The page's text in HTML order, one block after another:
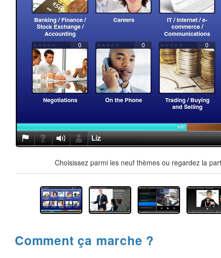
Choisissez parmi les neuf thèmes ou regardez la
Comment ça marche ?